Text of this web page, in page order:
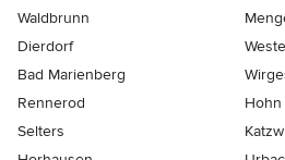
Waldbrunn
Dierdorf
Bad Marienberg
Rennerod
Hohn
Selters